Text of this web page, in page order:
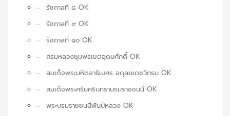
รัชกาลที่ ๘ OK
รัชกาลที่ ๙ OK
รัชกาลที่ ๑๐ OK
กรมหลวงชุมพรเขตอุดมศักดิ์ OK
สมเด็จพระมหิตลาธิเบศร อดุลยเดชวิกรม OK
สมเด็จพระศรีนครินทราบรมราชชนนี OK
พระบรมราชชนนีพันปีหลวง OK